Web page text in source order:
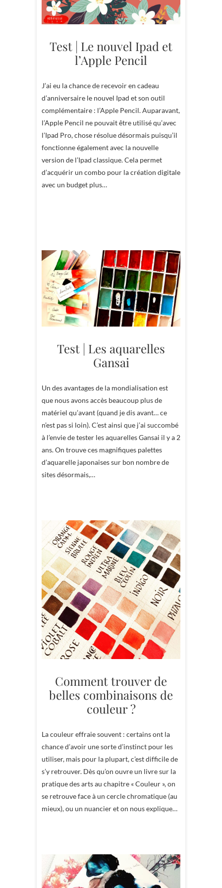
Test | Le nouvel Ipad et
l’Apple Pencil
J’ai eu la chance de recevoir en cadeau
d’anniversaire le nouvel Ipad et son outil
complémentaire : l’Apple Pencil. Auparavant,
l’Apple Pencil ne pouvait être utilisé qu’avec
l’Ipad Pro, chose résolue désormais puisqu’il
fonctionne également avec la nouvelle
version de l’Ipad classique. Cela permet
d’acquérir un combo pour la création digitale
avec un budget plus…
Test | Les aquarelles
Gansai
Un des avantages de la mondialisation est
que nous avons accès beaucoup plus de
matériel qu’avant (quand je dis avant… ce
n’est pas si loin). C’est ainsi que j’ai succombé
à l’envie de tester les aquarelles Gansai il y a 2
ans. On trouve ces magnifiques palettes
d’aquarelle japonaises sur bon nombre de
sites désormais,…
Comment trouver de
belles combinaisons de
couleur ?
La couleur effraie souvent : certains ont la
chance d’avoir une sorte d’instinct pour les
utiliser, mais pour la plupart, c’est difficile de
s’y retrouver. Dès qu’on ouvre un livre sur la
pratique des arts au chapitre « Couleur », on
se retrouve face à un cercle chromatique (au
mieux), ou un nuancier et on nous explique…